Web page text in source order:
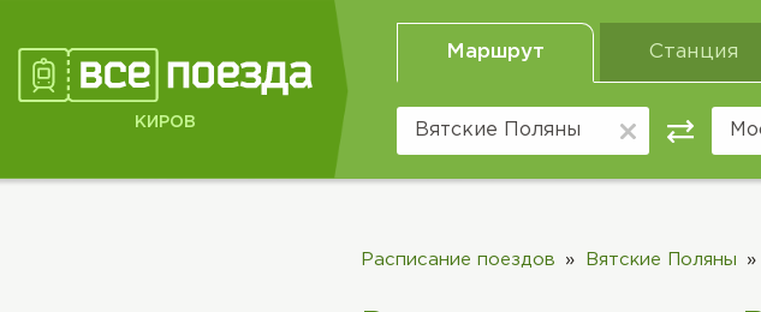
КИРОВ
Маршрут Станция
Расписание поездов Вятские Поляны